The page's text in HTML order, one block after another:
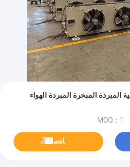
المبردة المبخرة المبردة الهواء
MOQ：1
ﺎﺘﺼﻟ ﺍﻶﻧ